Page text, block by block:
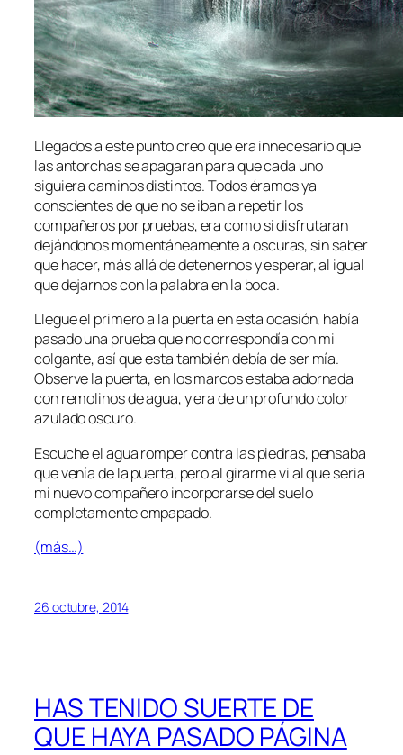
Llegados a este punto creo que era innecesario que
las antorchas se apagaran para que cada uno
siguiera caminos distintos. Todos éramos ya
conscientes de que no se iban a repetir los
compañeros por pruebas, era como si disfrutaran
dejándonos momentáneamente a oscuras, sin saber
que hacer, más allá de detenernos y esperar, al igual
que dejarnos con la palabra en la boca.
Llegue el primero a la puerta en esta ocasión, había
pasado una prueba que no correspondía con mi
colgante, así que esta también debía de ser mía.
Observe la puerta, en los marcos estaba adornada
con remolinos de agua, y era de un profundo color
azulado oscuro.
Escuche el agua romper contra las piedras, pensaba
que venía de la puerta, pero al girarme vi al que seria
mi nuevo compañero incorporarse del suelo
completamente empapado.
(más…)
26 octubre, 2014
HAS TENIDO SUERTE DE
QUE HAYA PASADO PÁGINA